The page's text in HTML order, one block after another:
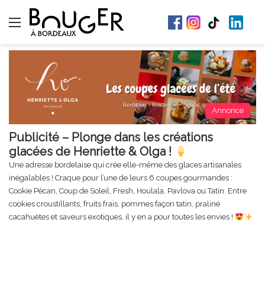
Menu
Annonce
Publicité – Plonge dans les créations
glacées de Henriette & Olga !
Une adresse bordelaise qui crée elle-même des glaces artisanales
inégalables ! Craque pour l’une de leurs 6 coupes gourmandes :
Cookie Pécan, Coup de Soleil, Fresh, Houlala, Pavlova ou Tatin. Entre
cookies croustillants, fruits frais, pommes façon tatin, praliné
cacahuètes et saveurs exotiques, il y en a pour toutes les envies !